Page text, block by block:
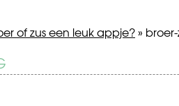
of zus een leuk appje?»